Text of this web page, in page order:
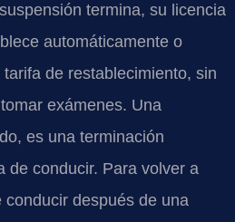
termina, su licencia
automáticamente o
de restablecimiento, sin
exámenes. Una
es una terminación
de conducir. Para volver a
después de una